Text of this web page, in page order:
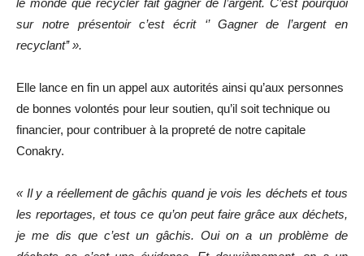
le monde que recycler fait gagner de l’argent. C’est pourquoi
sur notre présentoir c’est écrit ‘’ Gagner de l’argent en
recyclant’’ ».
Elle lance en fin un appel aux autorités ainsi qu’aux personnes
de bonnes volontés pour leur soutien, qu’il soit technique ou
financier, pour contribuer à la propreté de notre capitale
Conakry.
« Il y a réellement de gâchis quand je vois les déchets et tous
les reportages, et tous ce qu’on peut faire grâce aux déchets,
je me dis que c’est un gâchis. Oui on a un problème de